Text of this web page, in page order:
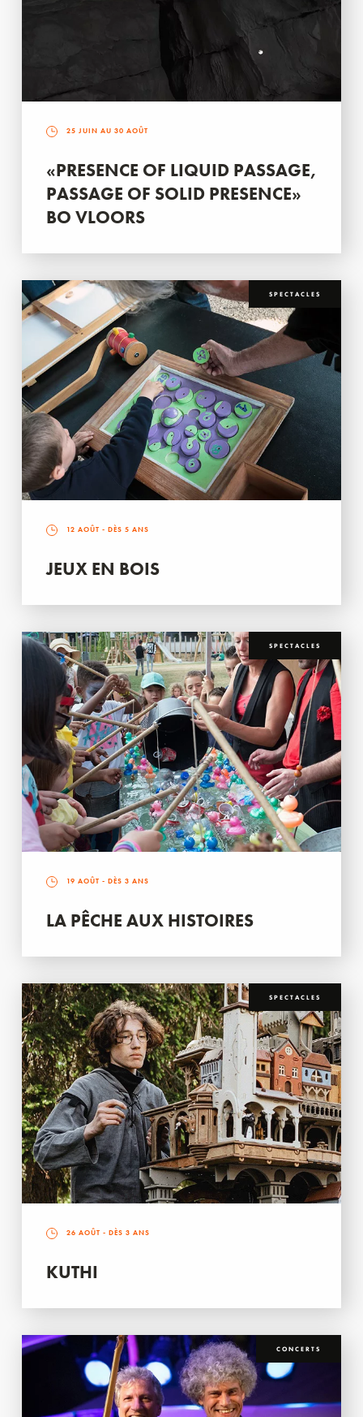
25 JUIN AU 30 AOÛT
«PRESENCE OF LIQUID PASSAGE,
PASSAGE OF SOLID PRESENCE»
BO VLOORS
SPECTACLES
12 AOÛT - DÈS 5 ANS
JEUX EN BOIS
SPECTACLES
19 AOÛT - DÈS 3 ANS
LA PÊCHE AUX HISTOIRES
SPECTACLES
26 AOÛT - DÈS 3 ANS
KUTHI
CONCERTS